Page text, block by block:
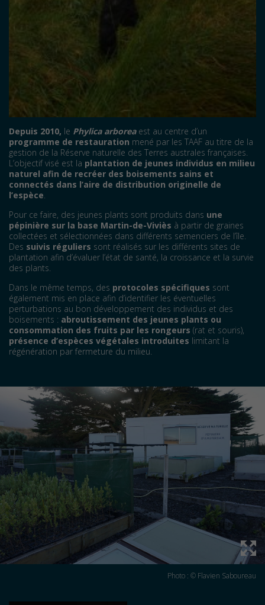
Depuis 2010, le Phylica arboreaest au centre d’un
programme de restauration mené par les TAAF au titre de la
gestion de la Réserve naturelle des Terres australes françaises.
L’objectif visé est la plantation de jeunes individus en milieu
naturel afin de recréer des boisements sains et
connectés dans l’aire de distribution originelle de
l’espèce
Pour ce faire, des jeunes plants sont produits dans une
pépinière sur la base Martin-de-Viviès à partir de graines
collectées et sélectionnées dans différents semenciers de l’île.
Des suivis réguliers sont réalisés sur les différents sites de
plantation afin d’évaluer l’état de santé, la croissance et la survie
des plants.
Dans le même temps, des protocoles spécifiques sont
également mis en place afin d’identifier les éventuelles
perturbations au bon développement des individus et des
boisements : abroutissement des jeunes plants ou
consommation des fruits par les rongeurs (rat et souris),
présence d’espèces végétales introduites limitant la
régénération par fermeture du milieu.
Photo : © Flavien Saboureau